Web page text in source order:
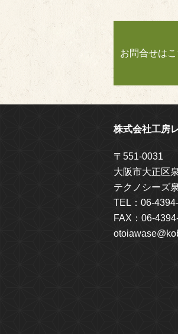
お問合せはこ
株式会社工房
〒551-0031
大阪市大正区
テクノシーズ
TEL： 06-
FAX： 06-